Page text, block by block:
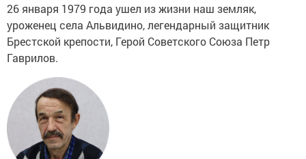
26 января 1979 года ушел из жизни наш земляк,
уроженец села Альвидино, легендарный защитник
Брестской крепости, Герой Советского Союза Петр
Гаврилов.